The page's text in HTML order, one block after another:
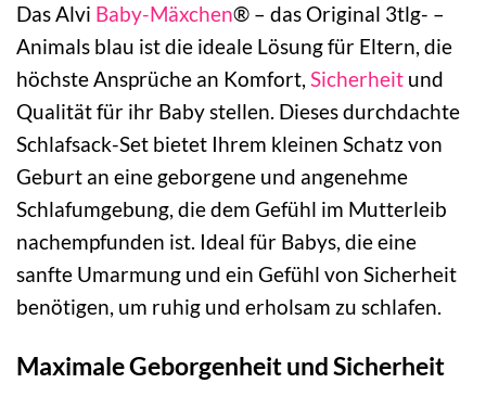
Das Alvi Baby-Mäxchen® – das Original 3tlg- –
Animals blau ist die ideale Lösung für Eltern, die
höchste Ansprüche an Komfort, Sicherheit und
Qualität für ihr Baby stellen. Dieses durchdachte
Schlafsack-Set bietet Ihrem kleinen Schatz von
Geburt an eine geborgene und angenehme
Schlafumgebung, die dem Gefühl im Mutterleib
nachempfunden ist. Ideal für Babys, die eine
sanfte Umarmung und ein Gefühl von Sicherheit
benötigen, um ruhig und erholsam zu schlafen.
Maximale Geborgenheit und Sicherheit